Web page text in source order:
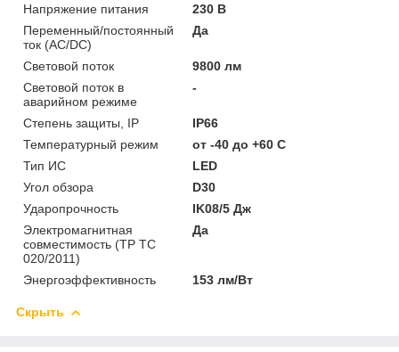
Напряжение питания
230 В
Переменный/постоянный
ток (AC/DC)
Да
Световой поток
9800 лм
Световой поток в
аварийном режиме
-
Степень защиты, IP
IP66
Температурный режим
от -40 до +60 C
Тип ИС
LED
Угол обзора
D30
Ударопрочность
IK08/5 Дж
Электромагнитная
совместимость (ТР ТС
020/2011)
Да
Энергоэффективность 153 лм/Вт
Скрыть